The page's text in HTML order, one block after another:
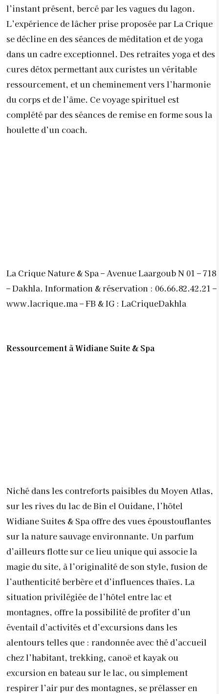
houlette d’un coach.
montagnes, offre la possibilité de profiter d’un
éventail d’activités et d’excursions dans les
alentours telles que : randonnée avec thé d’accueil
chez l’habitant, trekking, canoë et kayak ou
excursion en bateau sur le lac, ou simplement
respirer l’air pur des montagnes, se prélasser en
admirant ce panorama majestueux au bord des deux
piscines extérieures dont une à débordement avec
vue imprenable sur le lac. Les possibilités sont
infinies.On prend plaisir à découvrir le Spa,
s’étendant sur 2 niveaux, et qui propose une large
gamme de soins authentiques.
Widiane Resort. Chemin du lac de Bin El Ouidane,